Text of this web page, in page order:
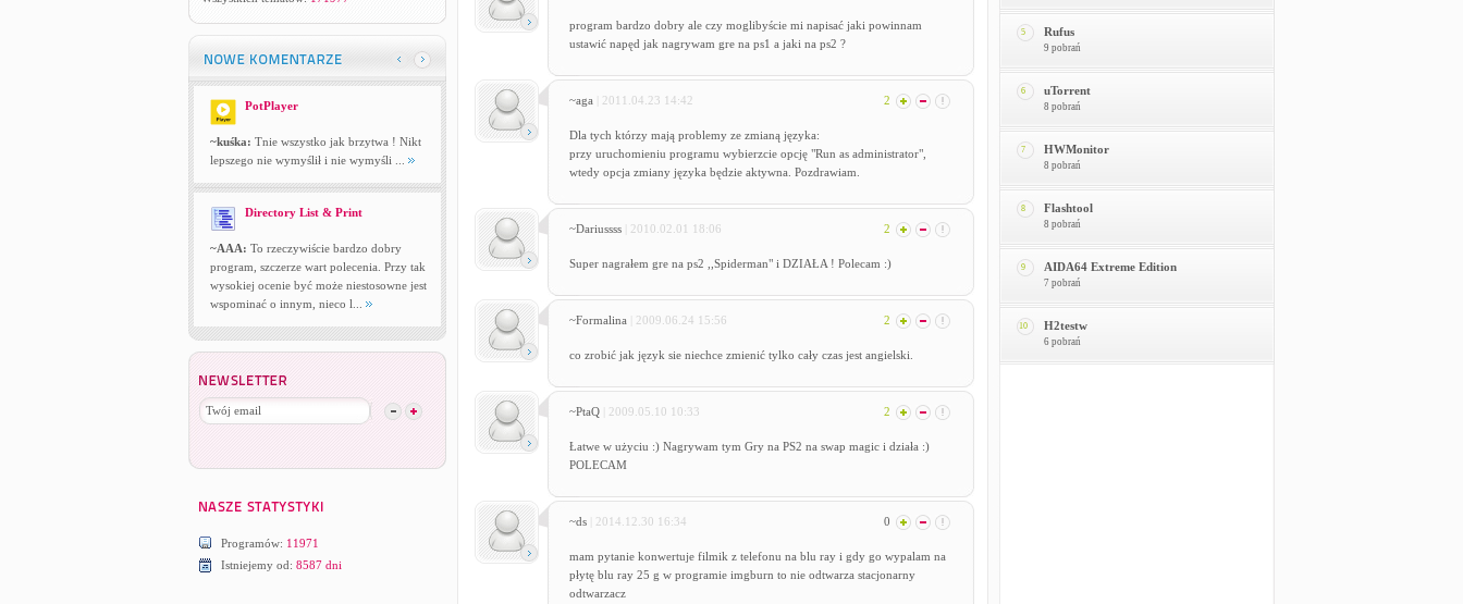
PotPlayer
~kuśka: Tnie wszystko jak brzytwa ! Nikt
lepszego nie wymyślił i nie wymyśli ...
Directory List & Print
~AAA: To rzeczywiście bardzo dobry
program, szczerze wart polecenia. Przy tak
wysokiej ocenie być może niestosowne jest
wspominać o innym, nieco l...
Programów: 11971
Istniejemy od: 8587 dni
program bardzo dobry ale czy moglibyście mi napisać jaki powinnam
ustawić napęd jak nagrywam gre na ps1 a jaki na ps2 ?
~aga | 2011.04.23 14:42 2
Dla tych którzy mają problemy ze zmianą języka:
przy uruchomieniu programu wybierzcie opcję "Run as administrator",
wtedy opcja zmiany języka będzie aktywna. Pozdrawiam.
~Dariussss | 2010.02.01 18:06 2
Super nagrałem gre na ps2 ,,Spiderman" i DZIAŁA ! Polecam :)
~Formalina | 2009.06.24 15:56 2
co zrobić jak język sie niechce zmienić tylko cały czas jest angielski.
~PtaQ | 2009.05.10 10:33 2
Łatwe w użyciu :) Nagrywam tym Gry na PS2 na swap magic i działa :)
POLECAM
~ds | 2014.12.30 16:34 0
mam pytanie konwertuje filmik z telefonu na blu ray i gdy go wypalam na
płytę blu ray 25 g w programie imgburn to nie odtwarza stacjonarny
odtwarzacz
5 Rufus
9 pobrań
6 uTorrent
8 pobrań
7 HWMonitor
8 pobrań
8 Flashtool
8 pobrań
9 AIDA64 Extreme Edition
7 pobrań
10 H2testw
6 pobrań